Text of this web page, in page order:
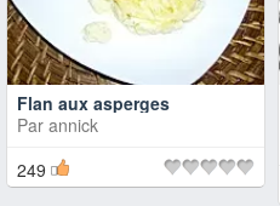
Flan aux asperges
Par annick
249